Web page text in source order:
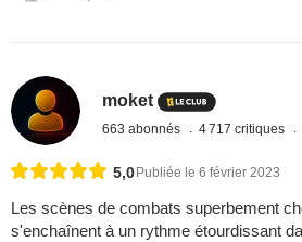
moket
663 abonnés 4 717 critiques
5,0 Publiée le 6 février 2023
Les scènes de combats superbement
s'enchaînent à un rythme étourdissant